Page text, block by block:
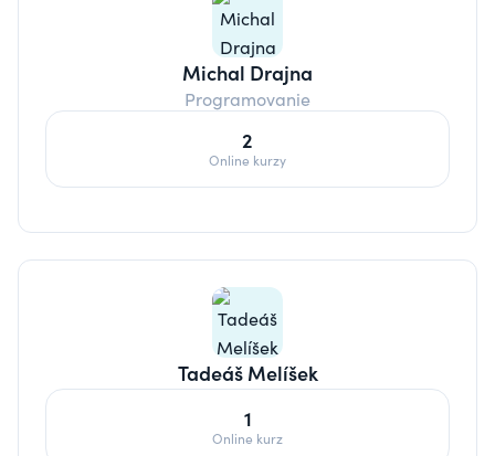
Michal Drajna
Programovanie
2
Online kurzy
Tadeáš Melíšek
1
Online kurz